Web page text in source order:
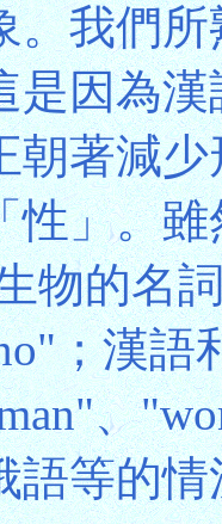
。我們
是因為
朝著減
性」。
物的名
；漢語
、
語等的